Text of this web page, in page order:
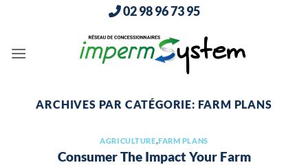
02 98 96 73 95
ARCHIVES PAR CATÉGORIE: FARM PLANS
AGRICULTURE,FARM PLANS
Consumer The Impact Your Farm